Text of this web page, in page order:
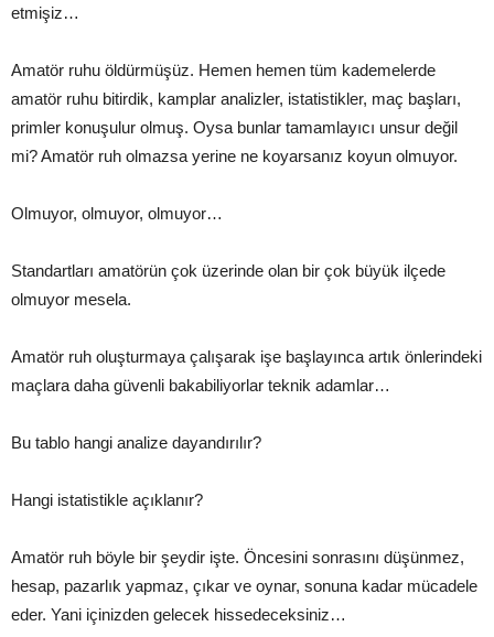
etmişiz…
Amatör ruhu öldürmüşüz. Hemen hemen tüm kademelerde
amatör ruhu bitirdik, kamplar analizler, istatistikler, maç başları,
primler konuşulur olmuş. Oysa bunlar tamamlayıcı unsur değil
mi? Amatör ruh olmazsa yerine ne koyarsanız koyun olmuyor.
Olmuyor, olmuyor, olmuyor…
Standartları amatörün çok üzerinde olan bir çok büyük ilçede
olmuyor mesela.
Amatör ruh oluşturmaya çalışarak işe başlayınca artık önlerindeki
maçlara daha güvenli bakabiliyorlar teknik adamlar…
Bu tablo hangi analize dayandırılır?
Hangi istatistikle açıklanır?
Amatör ruh böyle bir şeydir işte. Öncesini sonrasını düşünmez,
hesap, pazarlık yapmaz, çıkar ve oynar, sonuna kadar mücadele
eder. Yani içinizden gelecek hissedeceksiniz…